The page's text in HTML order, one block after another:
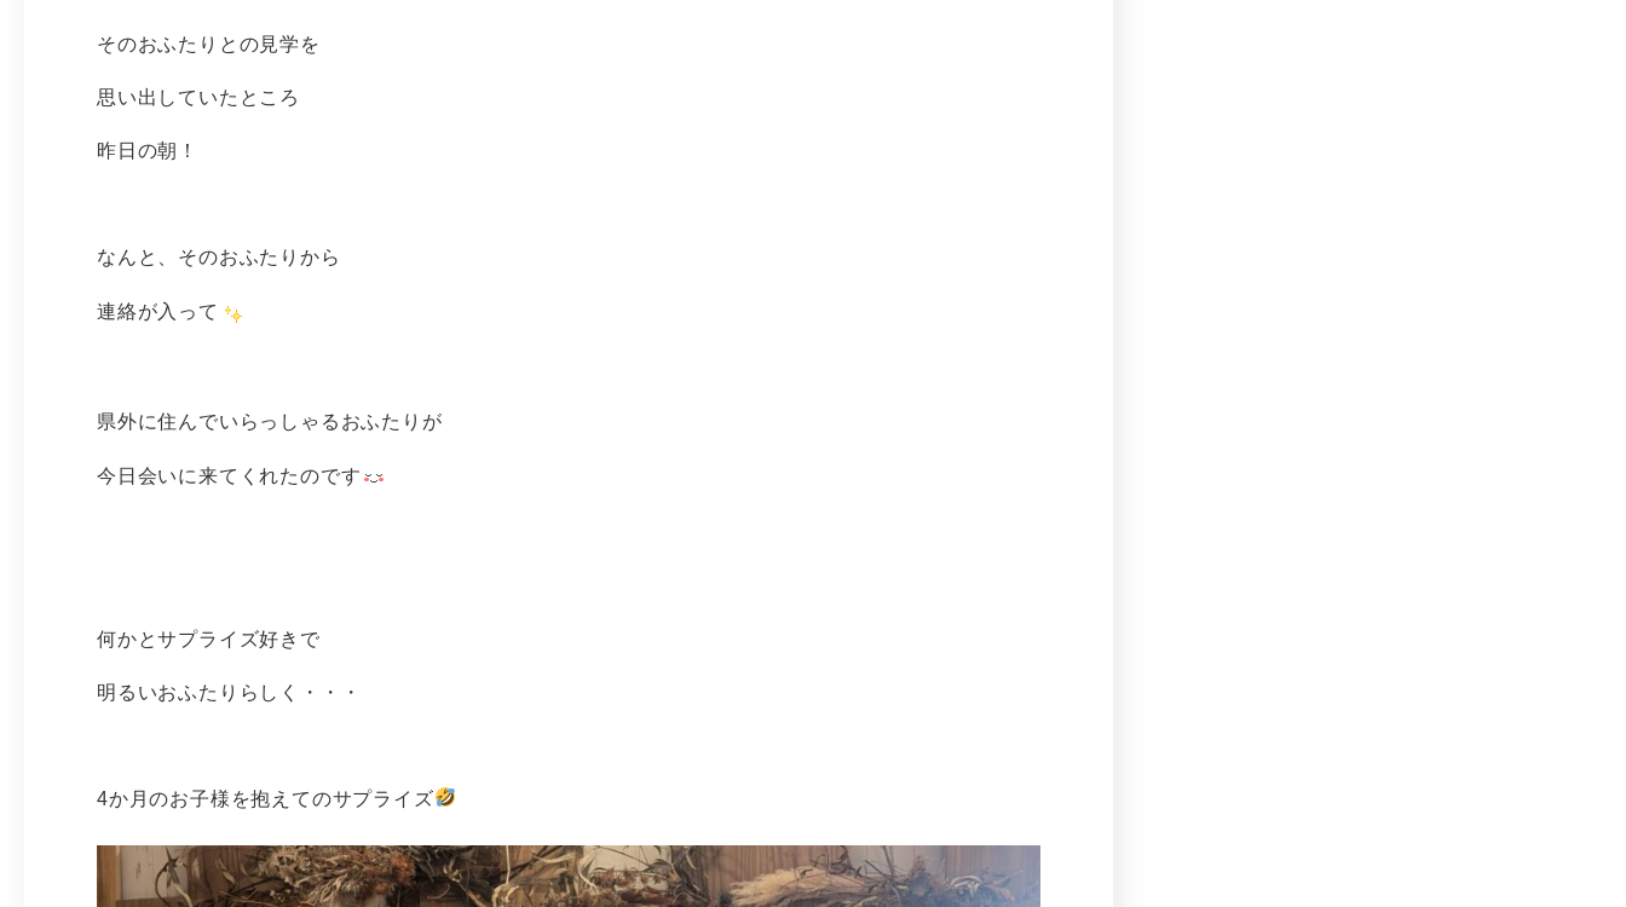
そのおふたりとの見学を
思い出していたところ
昨日の朝！
なんと、そのおふたりから
連絡が入って
県外に住んでいらっしゃるおふたりが
今日会いに来てくれたのです
何かとサプライズ好きで
明るいおふたりらしく・・・
4か月のお子様を抱えてのサプライズ